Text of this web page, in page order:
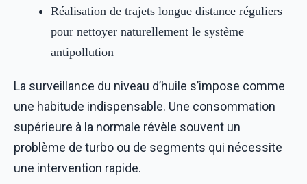
Réalisation de trajets longue distance réguliers
pour nettoyer naturellement le système
antipollution
La surveillance du niveau d’huile s’impose comme
une habitude indispensable. Une consommation
supérieure à la normale révèle souvent un
problème de turbo ou de segments qui nécessite
une intervention rapide.